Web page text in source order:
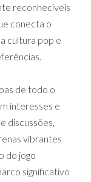
reconhecíveis
conecta o
cultura pop e
de todo o
interesses e
discussões,
vibrantes
do jogo
significativo